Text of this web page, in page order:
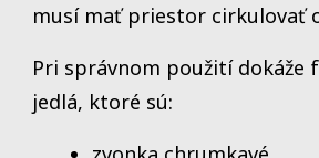
musí mať priestor cirkulovať
Pri správnom použití
jedlá, ktoré sú: